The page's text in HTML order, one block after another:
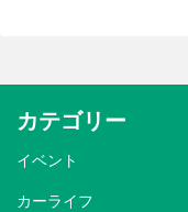
カテゴリー
イベント
カーライフ